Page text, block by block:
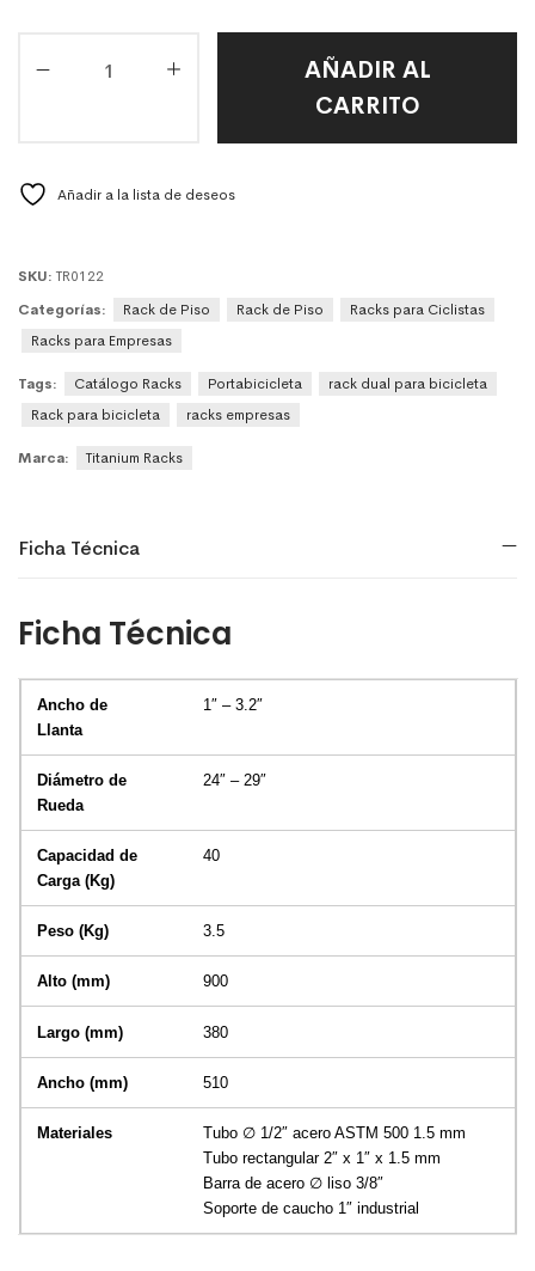
AÑADIR AL
CARRITO
Añadir a la lista de deseos
SKU: TR0122
Categorías:
Rack de Piso Rack de Piso
Racks para Ciclistas
Racks para Empresas
Tags: Catálogo Racks Portabicicleta
rack dual para bicicleta
Rack para bicicleta
racks empresas
Marca: Titanium Racks
Ficha Técnica
Ficha Técnica
Ancho de Llanta Diámetro de Rueda
1″ – 3.2″
24″ – 29″
40
3.5
900
380
510
Tubo ∅ 1/2″ acero ASTM 500 1.5 mm
Tubo rectangular 2″ x 1″ x 1.5 mm
Barra de acero ∅ liso 3/8″
Soporte de caucho 1″ industrial